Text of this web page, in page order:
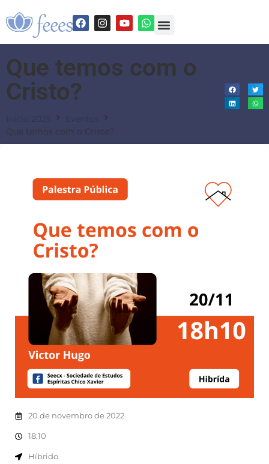
Que temos com o
Cristo?
Que temos com o Cristo?
20 de novembro de 2022
18:10
Híbrido